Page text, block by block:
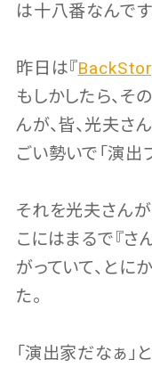
は十八番なんです
昨日は『
もしかしたら、
んが、皆、光夫さ
ごい勢いで「演出
それを光夫さん
こにはまるで『
がっていて、とに
た。
「演出家だなぁ」